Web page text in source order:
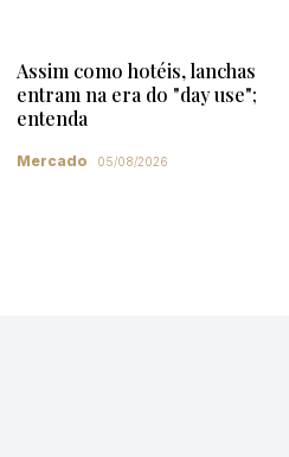
Assim como hotéis, lanchas
entram na era do "day use";
entenda
Mercado 05/08/2026